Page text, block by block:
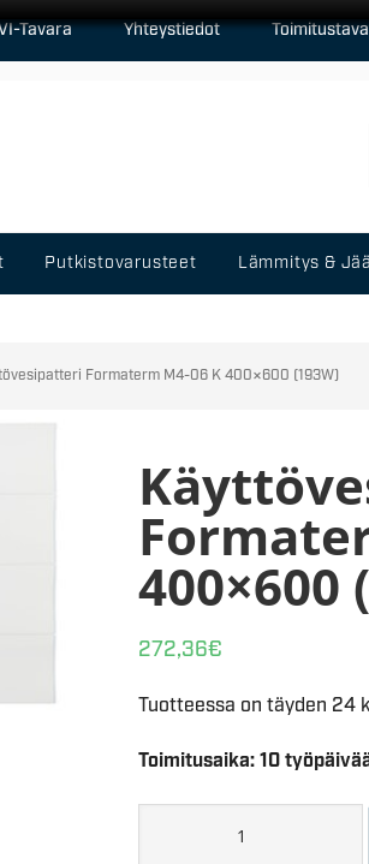
Tavara Yhteystiedot
Putkistovarusteet Lämmitys &
Formaterm M4-06 K 400×600 (193W)
400×600
272,36€
Tuotteessa on täyden 24
Toimitusaika: 10